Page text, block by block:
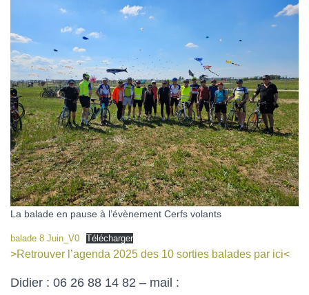
La balade en pause à l’évènement Cerfs volants
balade 8 Juin_V0 Télécharger
>Retrouver l’agenda 2025 des 10 sorties balades par ici<
Didier : 06 26 88 14 82 – mail :